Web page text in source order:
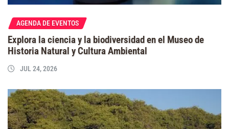
AGENDA DE EVENTOS
Explora la ciencia y la biodiversidad en el Museo de
Historia Natural y Cultura Ambiental
JUL 24, 2026